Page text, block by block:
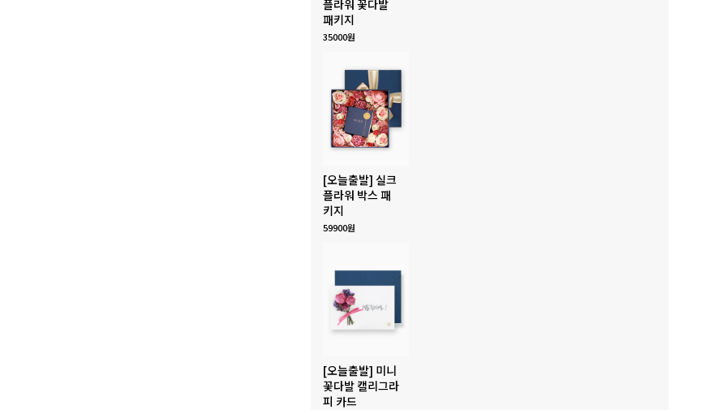
플라워 꽃다발
패키지
35000원
[오늘출발] 실크
플라워 박스 패
키지
59900원
[오늘출발] 미니
꽃다발 캘리그라
피 카드